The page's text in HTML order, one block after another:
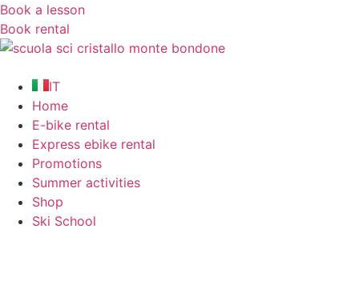
Book a lesson
Book rental
IT
Home
E-bike rental
Express ebike rental
Promotions
Summer activities
Shop
Ski School